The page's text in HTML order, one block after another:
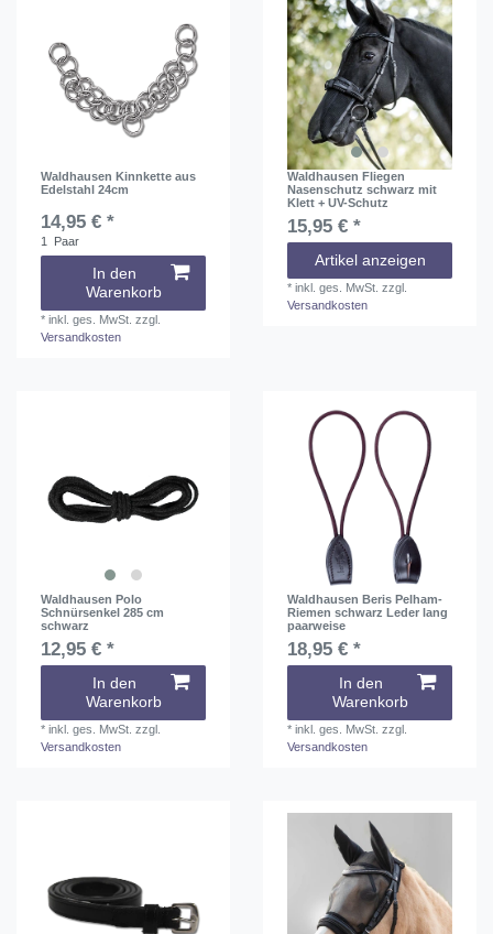
Waldhausen Kinnkette aus
Edelstahl 24cm
14,95 € *
1 Paar
In den
Warenkorb
*inkl. ges. MwSt. zzgl.
Versandkosten
Waldhausen Fliegen
Nasenschutz schwarz mit
Klett + UV-Schutz
15,95 € *
Artikel anzeigen
*inkl. ges. MwSt. zzgl.
Versandkosten
Waldhausen Polo
Schnürsenkel 285 cm
schwarz
12,95 € *
In den
Warenkorb
*inkl. ges. MwSt. zzgl.
Versandkosten
Waldhausen Beris Pelham-
Riemen schwarz Leder lang
paarweise
18,95 € *
In den
Warenkorb
*inkl. ges. MwSt. zzgl.
Versandkosten